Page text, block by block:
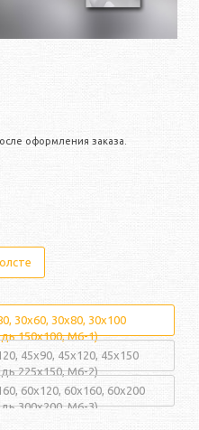
оформления заказа.
30x60, 30x80, 30x100
150x100, M6-1)
45x90, 45x120, 45x150
225x150, M6-2)
60x120, 60x160, 60x200
300x200, M6-3)